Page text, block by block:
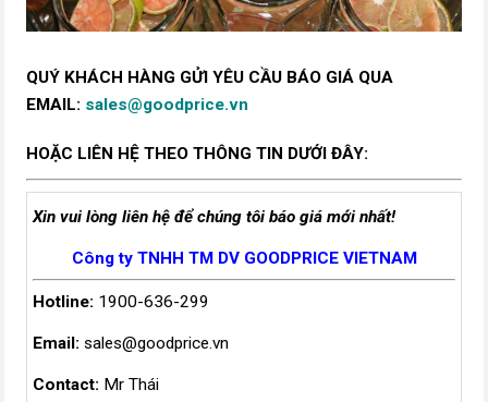
QUÝ KHÁCH HÀNG GỬI YÊU CẦU BÁO GIÁ QUA
EMAIL: sales@goodprice.vn
HOẶC LIÊN HỆ THEO THÔNG TIN DƯỚI ĐÂY:
Xin vui lòng liên hệ để chúng tôi báo giá mới nhất!
Công ty TNHH TM DV GOODPRICE VIETNAM
Hotline: 1900-636-299
Email: sales@goodprice.vn
Contact: Mr Thái